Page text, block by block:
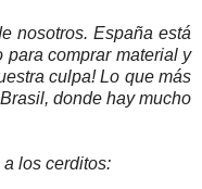
nosotros. España está
comprar material y
culpa! Lo que más
donde hay mucho
los cerditos: